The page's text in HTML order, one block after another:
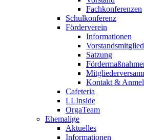
Fachkonferenzen
Schulkonferenz
Förderverein
Informationen
Satzung
Kontakt &
Cafeteria
LLInside
OrgaTeam
Ehemalige
Aktuelles
Informationen